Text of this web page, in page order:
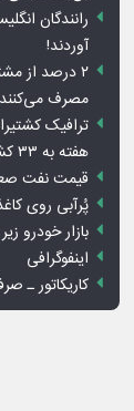
رانندگان
آوردند!
مصرف
ترافیک
هفته به ۳۳ کشتی کاهش یافت
قیمت نفت
پُرآبی روی
بازار خودرو
اینفوگرافی
کاریکاتور ـ